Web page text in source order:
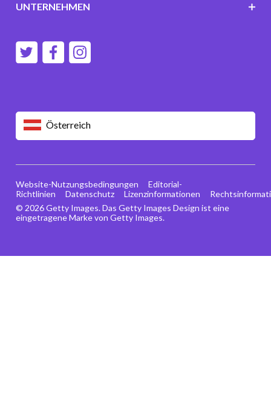
Österreich
UNTERNEHMEN
© 2026 Getty Images. Das Getty Images Design ist eine
eingetragene Marke von Getty Images.
Website-Nutzungsbedingungen
Editorial-
Richtlinien
Datenschutz Lizenzinformationen